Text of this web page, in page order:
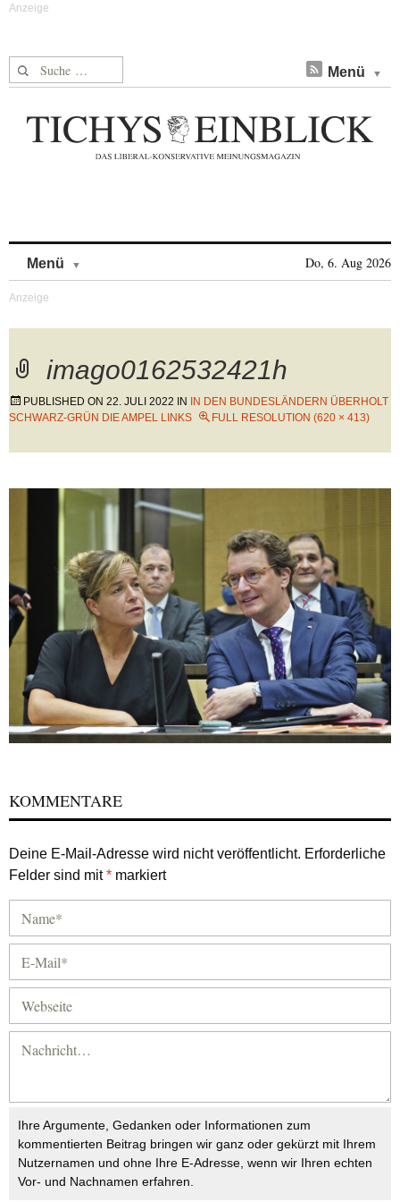
Suche nach: Menü
Menü Do, 6. Aug 2026
imago0162532421h
PUBLISHED ON 22. JULI 2022 IN
IN DEN BUNDESLÄNDERN ÜBERHOLT
SCHWARZ-GRÜN DIE AMPEL LINKS
FULL RESOLUTION (620 × 413)
KOMMENTARE
Deine E-Mail-Adresse wird nicht veröffentlicht. Erforderliche
Felder sind mit* markiert
Ihre Argumente, Gedanken oder Informationen zum
kommentierten Beitrag bringen wir ganz oder gekürzt mit Ihrem
Nutzernamen und ohne Ihre E-Adresse, wenn wir Ihren echten
Vor- und Nachnamen erfahren.